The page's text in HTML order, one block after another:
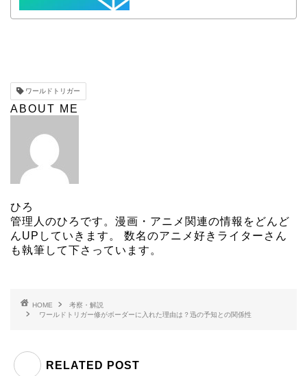
ワールドトリガー
ABOUT ME
ひろ
管理人のひろです。漫画・アニメ関連の情報をどんど
んUPしていきます。 数名のアニメ好きライターさん
も執筆して下さっています。
HOME
考察・解説
ワールドトリガー修がボーダーに入れた理由は？迅の予知との関係性
RELATED POST